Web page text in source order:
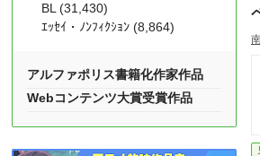
BL (31,430)
ｴｯｾｲ・ﾉﾝﾌｨｸｼｮﾝ (8,864)
アルファポリス書籍化作家作品
Webコンテンツ大賞受賞作品